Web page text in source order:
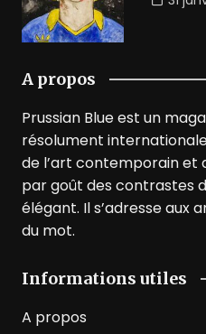
A propos
Prussian Blue est un
résolument
de l’art contemporain et
par goût des contrastes
élégant. Il s’adresse aux
du mot.
Informations utiles
A propos